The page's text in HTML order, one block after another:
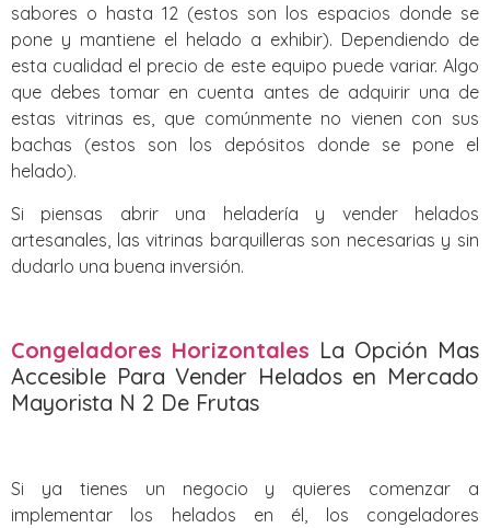
sabores o hasta 12 (estos son los espacios donde se
pone y mantiene el helado a exhibir). Dependiendo de
esta cualidad el precio de este equipo puede variar. Algo
que debes tomar en cuenta antes de adquirir una de
estas vitrinas es, que comúnmente no vienen con sus
bachas (estos son los depósitos donde se pone el
helado).
Si piensas abrir una heladería y vender helados
artesanales, las vitrinas barquilleras son necesarias y sin
dudarlo una buena inversión.
Congeladores Horizontales La Opción Mas
Accesible Para Vender Helados en Mercado
Mayorista N 2 De Frutas
Si ya tienes un negocio y quieres comenzar a
implementar los helados en él, los congeladores